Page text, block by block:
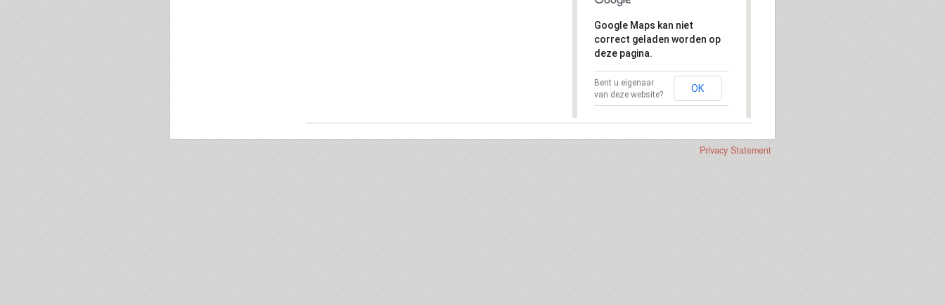
Google Maps kan niet
correct geladen worden op
deze pagina.
Bent u eigenaar
van deze website?
OK
Privacy Statement